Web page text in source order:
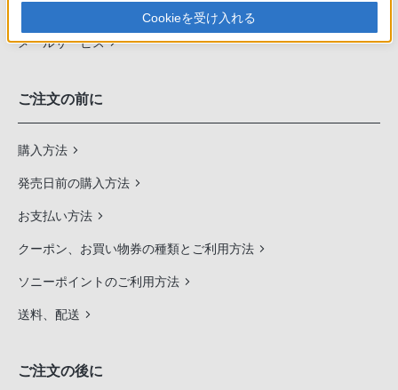
定期クーポンのプレゼントについて
メールサービス
ご注文の前に
購入方法
発売日前の購入方法
お支払い方法
クーポン、お買い物券の種類とご利用方法
ソニーポイントのご利用方法
送料、配送
ご注文の後に
Cookieを受け入れる